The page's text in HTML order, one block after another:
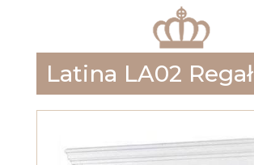
Latina LA02 Regał